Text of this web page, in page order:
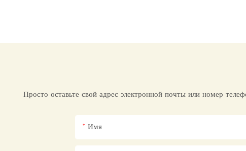
Просто оставьте свой адрес электронной почты или номер
Имя